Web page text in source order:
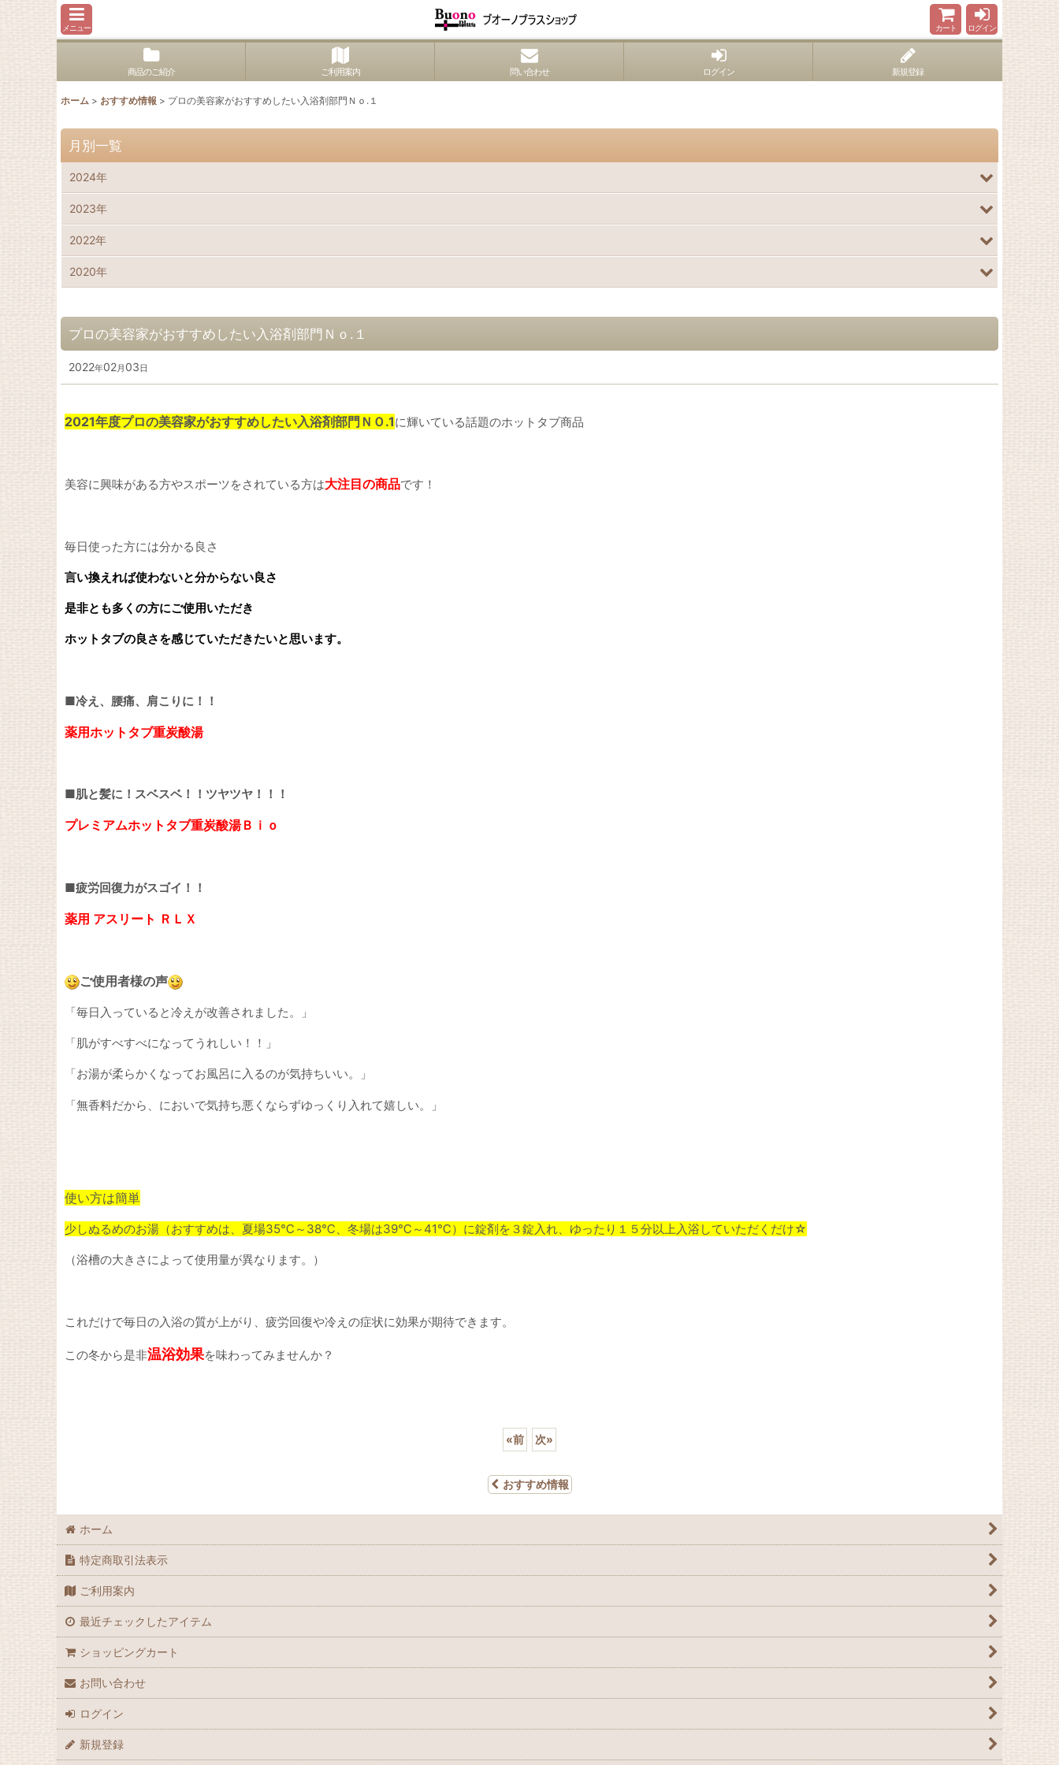
メニュー カート ログイン
商品のご紹介 ご利用案内 問い合わせ ログイン 新規登録
ホーム > おすすめ情報 > プロの美容家がおすすめしたい入浴剤部門Ｎｏ.１
プロの美容家がおすすめしたい入浴剤部門Ｎｏ.１
2022年02月 03日
2021年度プロの美容家がおすすめしたい入浴剤部門ＮＯ.1に輝いている話題のホットタブ商品
美容に興味がある方やスポーツをされている方は大注目の商品です！
毎日使った方には分かる良さ
言い換えれば使わないと分からない良さ
是非とも多くの方にご使用いただき
ホットタブの良さを感じていただきたいと思います。
■冷え、腰痛、肩こりに！！
薬用ホットタブ重炭酸湯
■肌と髪に！スベスベ！！ツヤツヤ！！！
プレミアムホットタブ重炭酸湯Ｂｉｏ
■疲労回復力がスゴイ！！
薬用 アスリート ＲＬＸ
ご使用者様の声
「毎日入っていると冷えが改善されました。」
「肌がすべすべになってうれしい！！」
「お湯が柔らかくなってお風呂に入るのが気持ちいい。」
「無香料だから、においで気持ち悪くならずゆっくり入れて嬉しい。」
使い方は簡単
少しぬるめのお湯（おすすめは、夏場35℃～38℃、冬場は39℃～41℃）に錠剤を３錠入れ、ゆったり１５分以上入浴していただくだけ☆
（浴槽の大きさによって使用量が異なります。）
これだけで毎日の入浴の質が上がり、疲労回復や冷えの症状に効果が期待できます。
この冬から是非温浴効果を味わってみませんか？
«前 次»
おすすめ情報
月別一覧
2024年
2023年
2022年
2020年
ホーム
特定商取引法表示
ご利用案内
最近チェックしたアイテム
ショッピングカート
お問い合わせ
ログイン
新規登録